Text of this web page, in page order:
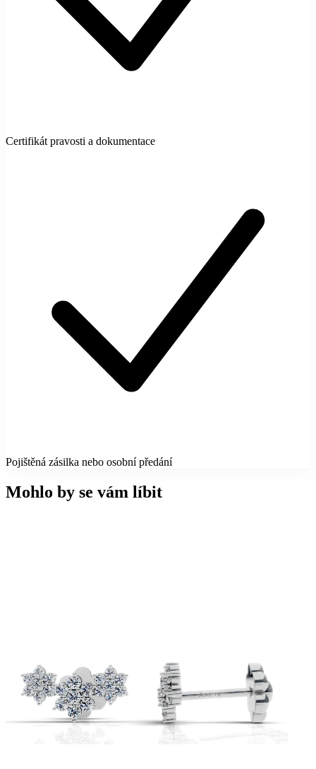
Certifikát pravosti a dokumentace
Pojištěná zásilka nebo osobní předání
Mohlo by se vám líbit